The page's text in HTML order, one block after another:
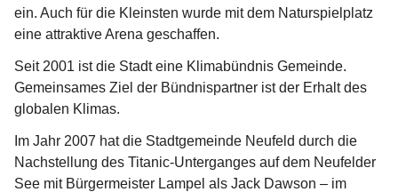
ein. Auch für die Kleinsten wurde mit dem Naturspielplatz
eine attraktive Arena geschaffen.
Seit 2001 ist die Stadt eine Klimabündnis Gemeinde.
Gemeinsames Ziel der Bündnispartner ist der Erhalt des
globalen Klimas.
Im Jahr 2007 hat die Stadtgemeinde Neufeld durch die
Nachstellung des Titanic-Unterganges auf dem Neufelder
See mit Bürgermeister Lampel als Jack Dawson – im